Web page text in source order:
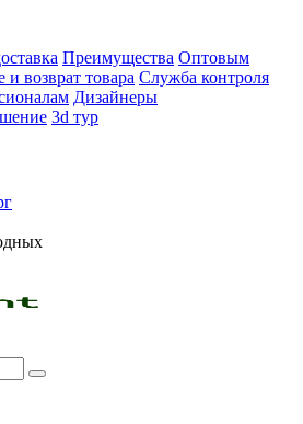
Преимущества Оптовым
возврат товара Служба контроля
Дизайнеры
3d тур